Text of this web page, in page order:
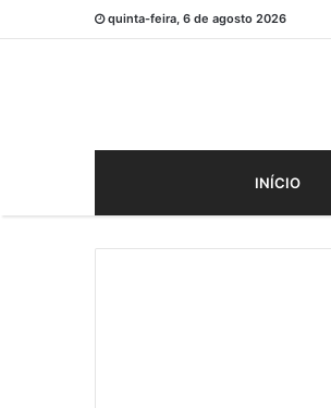
quinta-feira, 6 de agosto 2026
INÍCIO